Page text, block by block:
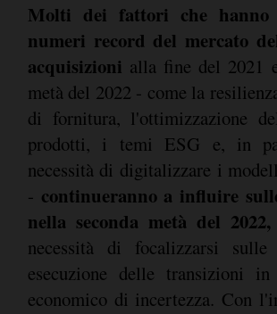
Molti dei fattori che hanno
numeri record del mercato
acquisizioni alla fine del 2021
metà del 2022 - come la
di fornitura, l'ottimizzazione
prodotti, i temi ESG e, in
necessità di digitalizzare i
- continueranno a influire
nella seconda metà del 2022,
necessità di focalizzarsi
esecuzione delle transizioni
economico di incertezza. Con